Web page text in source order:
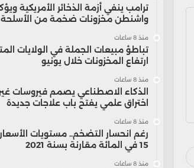
ترامب ينفي أزمة الذخائر الأمريكية
واشنطن مخزونات ضخمة من الأسلحة
منذ 8 ساعات
تباطؤ مبيعات الجملة في الولايات
ارتفاع المخزونات خلال يونيو
منذ 8 ساعات
الذكاء الاصطناعي يصمم فيروسات
اختراق علمي يفتح باب علاجات جديدة
منذ 8 ساعات
رغم انحسار التضخم.. مستويات
15 في المائة مقارنة بسنة 2021
منذ 8 ساعات